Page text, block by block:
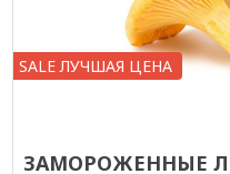
SALE ЛУЧШАЯ ЦЕНА
ЗАМОРОЖЕННЫЕ